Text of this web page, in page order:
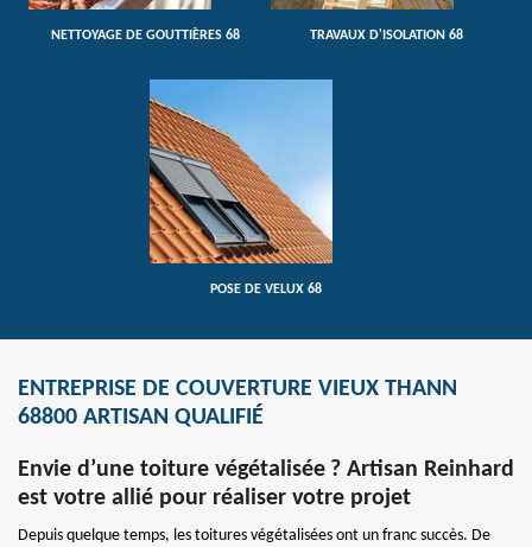
NETTOYAGE DE GOUTTIÈRES 68 TRAVAUX D'ISOLATION 68
POSE DE VELUX 68
ENTREPRISE DE COUVERTURE VIEUX THANN
68800 ARTISAN QUALIFIÉ
Envie d’une toiture végétalisée ? Artisan Reinhard
est votre allié pour réaliser votre projet
Depuis quelque temps, les toitures végétalisées ont un franc succès. De